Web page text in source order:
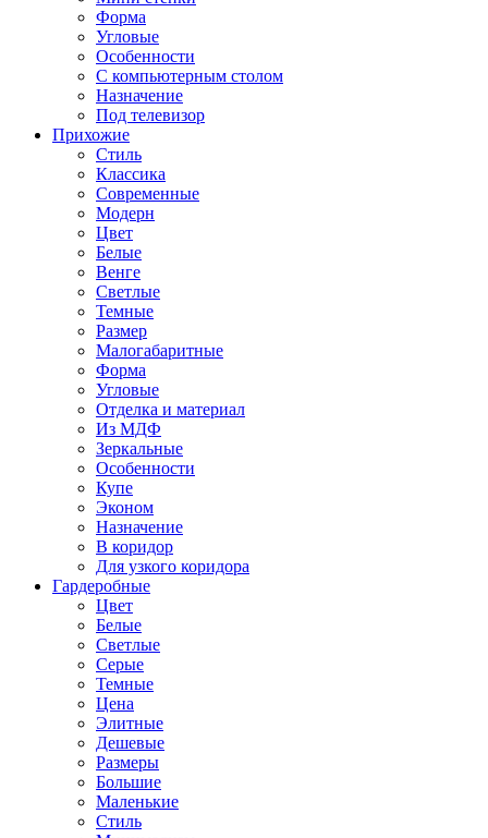
Форма
Угловые
Особенности
С компьютерным столом
Назначение
Под телевизор
Прихожие
Стиль
Классика
Современные
Модерн
Цвет
Белые
Венге
Светлые
Темные
Размер
Малогабаритные
Форма
Угловые
Отделка и материал
Из МДФ
Зеркальные
Особенности
Купе
Эконом
Назначение
В коридор
Для узкого коридора
Гардеробные
Цвет
Белые
Светлые
Серые
Темные
Цена
Элитные
Дешевые
Размеры
Большие
Маленькие
Стиль